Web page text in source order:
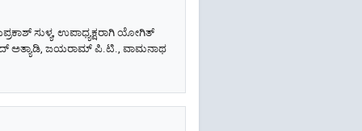
ಸುಳ್ಯ, ಉಪಾಧ್ಯಕ್ಷರಾಗಿ ಯೋಗಿತ್
ಅತ್ಯಾಡಿ, ಜಯರಾಮ್ ಪಿ.ಟಿ., ವಾಮನಾಥ